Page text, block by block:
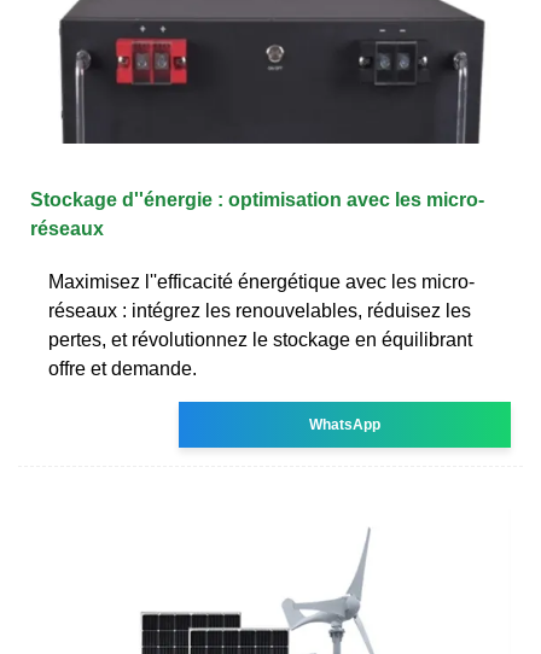
Stockage d''énergie : optimisation avec les micro-
réseaux
Maximisez l''efficacité énergétique avec les micro-
réseaux : intégrez les renouvelables, réduisez les
pertes, et révolutionnez le stockage en équilibrant
offre et demande.
WhatsApp